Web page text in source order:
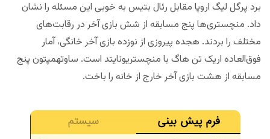
برد پرگل لیگ اروپا مقابل رئال بتیس به خوبی این مسئله را نشان
داد. منچستری‌ها پنج مسابقه از شش بازی آخر در رقابت‌های
مختلف را بردند. هجده پیروزی از نوزده بازی آخر خانگی، آمار
فوق‌العاده اریک تن هاگ با منچستریونایتد است. ساوتهمپتون پنج
مسابقه از هشت بازی آخر خارج از خانه را باخت.